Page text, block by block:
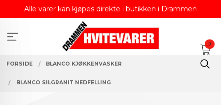
Alle varer kan kjøpes direkte i butikken i Drammen
0
FORSIDE BLANCO KJØKKENVASKER
BLANCO SILGRANIT NEDFELLING